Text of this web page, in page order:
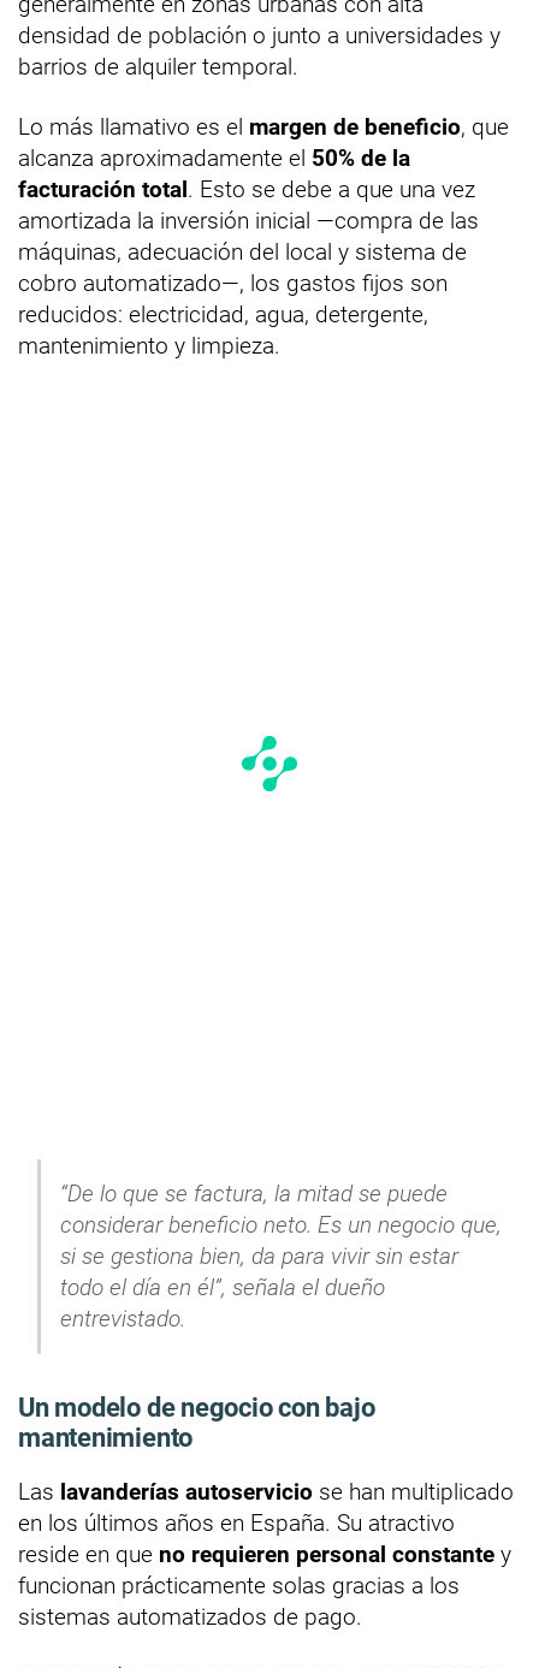
densidad de población o junto a universidades y
barrios de alquiler temporal.
Lo más llamativo es el margen de beneficio, que
alcanza aproximadamente el 50% de la
facturación total. Esto se debe a que una vez
amortizada la inversión inicial —compra de las
máquinas, adecuación del local y sistema de
cobro automatizado—, los gastos fijos son
reducidos: electricidad, agua, detergente,
mantenimiento y limpieza.
“De lo que se factura, la mitad se puede
considerar beneficio neto. Es un negocio que,
si se gestiona bien, da para vivir sin estar
todo el día en él”, señala el dueño
entrevistado.
Un modelo de negocio con bajo
mantenimiento
Las lavanderías autoservicio se han multiplicado
en los últimos años en España. Su atractivo
reside en que no requieren personal constante y
funcionan prácticamente solas gracias a los
sistemas automatizados de pago.